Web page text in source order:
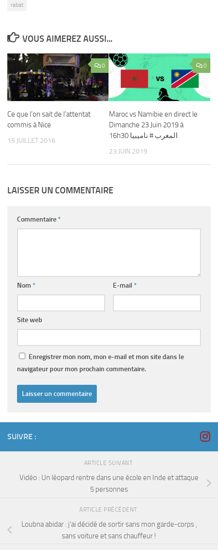
rabat
VOUS AIMEREZ AUSSI...
0
Ce que l’on sait de l’attentat
commis à Nice
15 JUILLET 2016
0
Maroc vs Namibie en direct le
Dimanche 23 Juin 2019 à
16h30 المغرب # ناميبيا
23 JUIN 2019
LAISSER UN COMMENTAIRE
Commentaire*
Nom * E-mail *
Site web
Enregistrer mon nom, mon e-mail et mon site dans le
navigateur pour mon prochain commentaire.
SUIVRE :
ARTICLE SUIVANT
Vidéo : Un léopard rentre dans une école en Inde et attaque
5 personnes
ARTICLE PRÉCÉDENT
Loubna abidar : j’ai décidé de sortir sans mon garde-corps ,
sans voiture et sans chauffeur !